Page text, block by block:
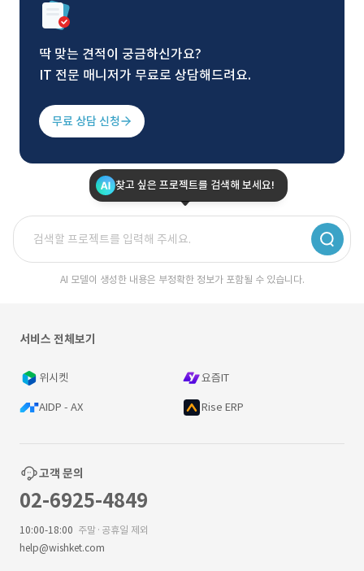
딱 맞는 견적이 궁금하신가요?
IT 전문 매니저가 무료로 상담해드려요.
무료 상담 신청
찾고 싶은 프로젝트를 검색해 보세요!
AI 모델이 생성한 내용은 부정확한 정보가 포함될 수 있습니다.
서비스 전체보기
위시켓 요즘IT
AIDP - AX Rise ERP
고객 문의
02-6925-4849
10:00-18:00 주말·공휴일 제외
help@wishket.com